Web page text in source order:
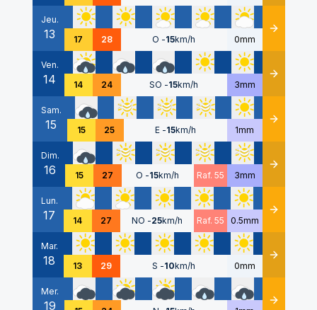
Jeu.
13 17 28 O -15km/h 0mm Détails
Ven.
14 14 24 SO -15km/h 3mm Détails
Sam.
15 15 25 E -15km/h 1mm Détails
Dim.
16 15 27 O -15km/h Raf. 55 3mm Détails
Lun.
17 14 27 NO -25km/h Raf. 55 0.5mm Détails
Mar.
18 13 29 S -10km/h 0mm Détails
Mer.
19 Détails